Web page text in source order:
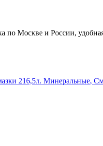
по Москве и России,
216,5л. Минеральные,